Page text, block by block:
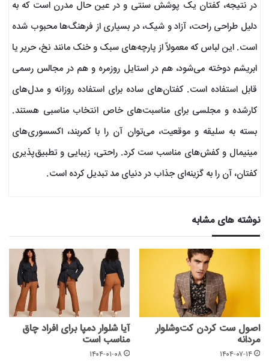
در نتیجه، کفتان یک پوشش سنتی و در عین حال مدرن است که به
دلیل طراحی راحت، آزاد و شیک، در بسیاری از فرهنگ‌ها محبوب شده
است. این لباس که معمولاً از پارچه‌های سبک و خنک مانند نخ، حریر یا
ابریشم دوخته می‌شود، هم در استایل روزمره و هم در مجالس رسمی
قابل استفاده است. کفتان‌های ساده برای استفاده روزانه و مدل‌های
کارشده و مجلسی برای مناسبت‌های خاص انتخاب مناسبی هستند.
بسته به سلیقه و موقعیت، می‌توان آن را با کمربند، اکسسوری‌های
مینیمال و کفش‌های مناسب ست کرد. راحتی، زیبایی و تطبیق‌پذیری
کفتان، آن را به گزینه‌ای جذاب در دنیای مد تبدیل کرده است.
نوشته های مشابه
اصول ست‌ کردن کت‌وشلوار
مردانه
۱۴۰۴-۰۷-۱۴
آیا شلوار دمپا برای افراد چاق
مناسب است
۱۴۰۴-۰۱-۰۸